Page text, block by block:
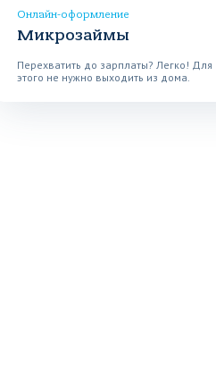
Онлайн-оформление
Микрозаймы
Перехватить до зарплаты? Легко! Для
этого не нужно выходить из дома.